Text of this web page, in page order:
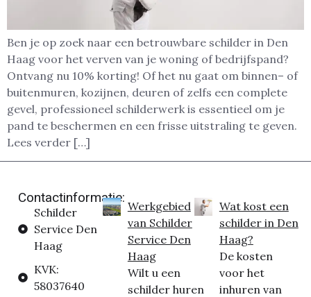
Ben je op zoek naar een betrouwbare schilder in Den
Haag voor het verven van je woning of bedrijfspand?
Ontvang nu 10% korting! Of het nu gaat om binnen– of
buitenmuren, kozijnen, deuren of zelfs een complete
gevel, professioneel schilderwerk is essentieel om je
pand te beschermen en een frisse uitstraling te geven.
Lees verder […]
Contactinformatie:
Schilder
Service Den
Haag
KVK:
58037640
Werkgebied
van Schilder
Service Den
Haag
Wilt u een
schilder huren
Wat kost een
schilder in Den
Haag?
De kosten
voor het
inhuren van